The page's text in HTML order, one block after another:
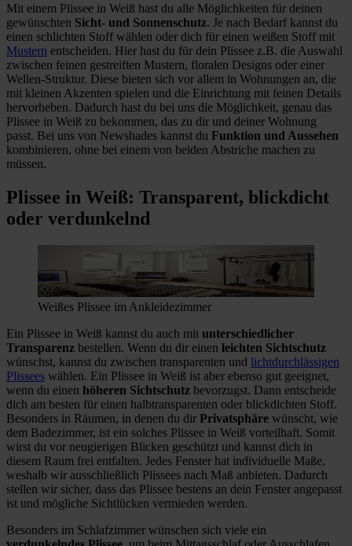
Mit einem Plissee in Weiß hast du alle Möglichkeiten für deinen
gewünschten Sicht- und Sonnenschutz. Je nach Bedarf kannst du
einen schlichten Stoff wählen oder dich für einen weißen Stoff mit
Mustern entscheiden. Hier hast du für dein Plissee z.B. die Auswahl
zwischen feinen gestreiften Mustern, floralen Designs oder einer
Wellen-Struktur. Diese bieten sich vor allem in Wohnungen an, die
mit kleinen Akzenten spielen und die Einrichtung mit feinen Details
hervorheben. Dadurch hast du bei uns die Möglichkeit, genau das
Plissee in Weiß zu bekommen, das zu dir und deiner Wohnung
passt. Bei uns von Newshades kannst du Funktion und Aussehen
kombinieren, ohne bei einem von beiden Abstriche machen zu
müssen.
Plissee in Weiß: Transparent, blickdicht
oder verdunkelnd
Weißes Plissee im Ankleidezimmer
Ein Plissee in Weiß kannst du auch mit unterschiedlicher
Transparenz bestellen. Wenn du dir einen leichten Sichtschutz
wünschst, kannst du zwischen transparenten und lichtdurchlässigen
Plissees wählen. Ein Plissee in Weiß ist aber ebenso gut geeignet,
wenn du einen höheren Sichtschutz bevorzugst. Dann entscheide
dich am besten für einen halbtransparenten oder blickdichten Stoff.
Besonders in Räumen, in denen du dir Privatsphäre wünscht, wie
dem Badezimmer, ist ein solches Plissee in Weiß vorteilhaft. Somit
wirst du vor neugierigen Blicken geschützt und kannst dich in
diesem Raum frei entfalten. Jedes Fenster hat individuelle Maße,
weshalb wir ausschließlich Plissees nach Maß anbieten. Dadurch
stellen wir sicher, dass das Plissee bestens an dein Fenster angepasst
ist und mögliche Sichtlücken vermieden werden.
Besonders im Schlafzimmer wünschen sich viele ein